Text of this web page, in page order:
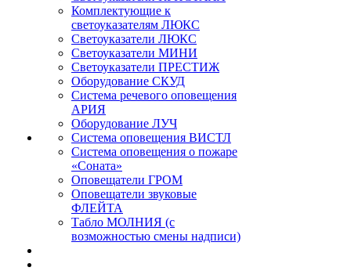
Комплектующие к
светоуказателям ЛЮКС
Светоуказатели ЛЮКС
Светоуказатели МИНИ
Светоуказатели ПРЕСТИЖ
Оборудование СКУД
Система речевого оповещения
АРИЯ
Оборудование ЛУЧ
Система оповещения ВИСТЛ
Система оповещения о пожаре
«Соната»
Оповещатели ГРОМ
Оповещатели звуковые
ФЛЕЙТА
Табло МОЛНИЯ (с
возможностью смены надписи)